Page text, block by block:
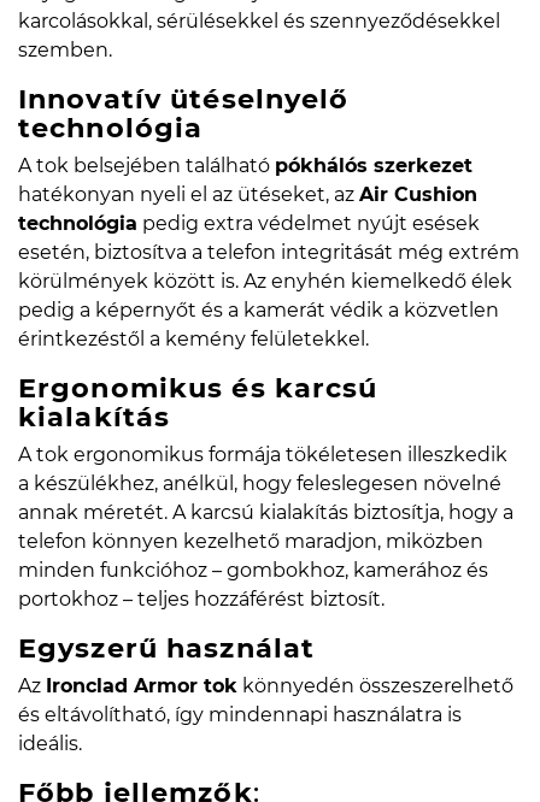
karcolásokkal, sérülésekkel és szennyeződésekkel
szemben.
Innovatív ütéselnyelő
technológia
A tok belsejében található pókhálós szerkezet
hatékonyan nyeli el az ütéseket, az Air Cushion
technológia pedig extra védelmet nyújt esések
esetén, biztosítva a telefon integritását még extrém
körülmények között is. Az enyhén kiemelkedő élek
pedig a képernyőt és a kamerát védik a közvetlen
érintkezéstől a kemény felületekkel.
Ergonomikus és karcsú
kialakítás
A tok ergonomikus formája tökéletesen illeszkedik
a készülékhez, anélkül, hogy feleslegesen növelné
annak méretét. A karcsú kialakítás biztosítja, hogy a
telefon könnyen kezelhető maradjon, miközben
minden funkcióhoz – gombokhoz, kamerához és
portokhoz – teljes hozzáférést biztosít.
Egyszerű használat
Az Ironclad Armor tok könnyedén összeszerelhető
és eltávolítható, így mindennapi használatra is
ideális.
Főbb jellemzők: